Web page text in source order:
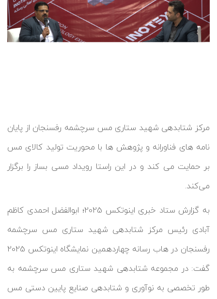
مرکز شتابدهی شهید ستاری مس سرچشمه رفسنجان از پایان
نامه های فناورانه و پژوهش ها با محوریت تولید کالای مس
بر حمایت می کند و در این راستا رویداد مسی بساز را برگزار
می‌کند.
به گزارش ستاد خبری اینوتکس 2025؛ ابوالفضل احمدی کاظم
آبادی رئیس مرکز شتابدهی شهید ستاری مس سرچشمه
رفسنجان در هاب رسانه چهاردهمین نمایشگاه اینوتکس 2025
گفت: در مجموعه شتابدهی شهید ستاری مس سرچشمه به
طور تخصصی به نوآوری و شتابدهی صنایع پایین دستی مس